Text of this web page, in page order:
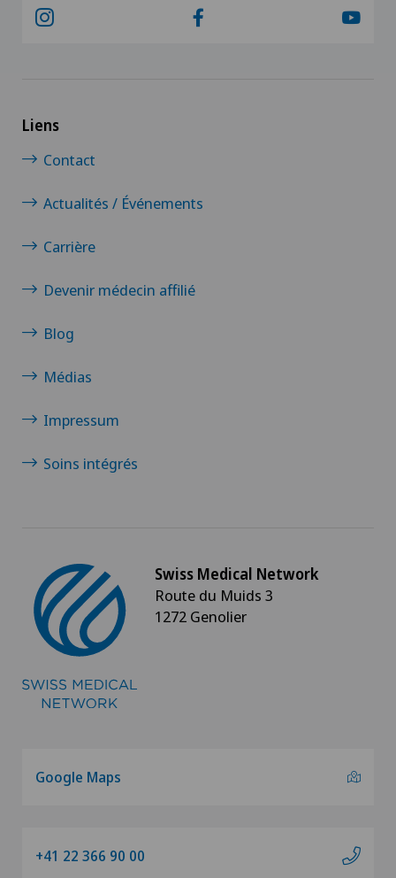
Liens
Contact
Actualités / Événements
Carrière
Devenir médecin affilié
Blog
Médias
Impressum
Soins intégrés
Swiss Medical Network
Route du Muids 3
1272 Genolier
Google Maps
+41 22 366 90 00